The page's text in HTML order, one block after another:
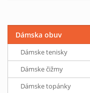
Dámska obuv
Dámske tenisky
Dámske čižmy
Dámske topánky